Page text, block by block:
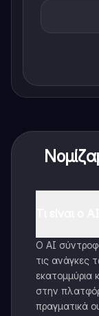
Ο AI
τις ανάγκες
εκατομμύρια
στην
πραγματικά